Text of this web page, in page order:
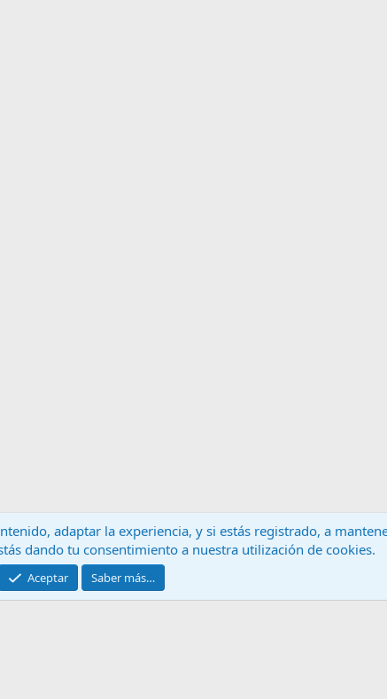
Contáctanos Términos y reglas
by XenForo® © 2010-2024 XenForo Ltd.
adaptar la experiencia, y si estás registrado, a
dando tu consentimiento a nuestra utilización de cookies.
Aceptar Saber más…